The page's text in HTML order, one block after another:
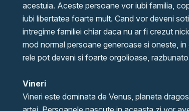
acestuia. Aceste persoane vor iubi familia,
iubi libertatea foarte mult. Cand vor deveni
intregime familiei chiar daca nu ar fi crezut
mod normal persoane generoase si oneste,
rele pot deveni si foarte orgolioase,
Vineri
Vineri este dominata de Venus, planeta